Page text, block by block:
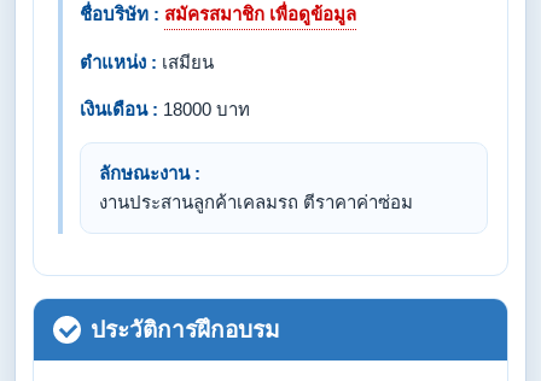
ชื่อบริษัท : สมัครสมาชิก เพื่อดูข้อมูล
ตำแหน่ง : เสมียน
เงินเดือน : 18000 บาท
ลักษณะงาน :
งานประสานลูกค้าเคลมรถ ตีราคาค่าซ่อม
ประวัติการฝึกอบรม